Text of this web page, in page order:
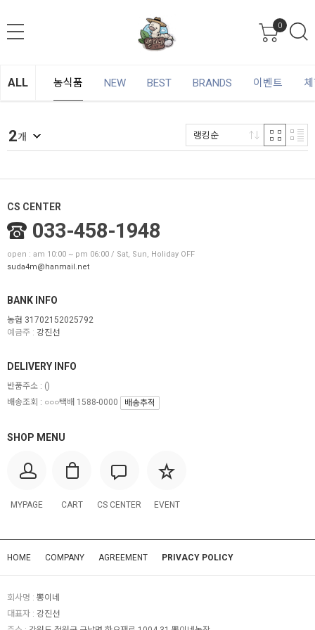
0
ALL 농식품 NEW BEST BRANDS 이벤트
2개 랭킹순
CS CENTER
033-458-1948
open : am 10:00 ~ pm 06:00 / Sat, Sun, Holiday OFF
suda4m@hanmail.net
BANK INFO
농협 31702152025792
예금주 : 강진선
SHOP MENU
MYPAGE CART CS CENTER EVENT
DELIVERY INFO
반품주소 : ()
배송조회 : ○○○택배 1588-0000
배송추적
HOME COMPANY AGREEMENT PRIVACY POLICY
회사명 : 뽕이네
대표자 : 강진선